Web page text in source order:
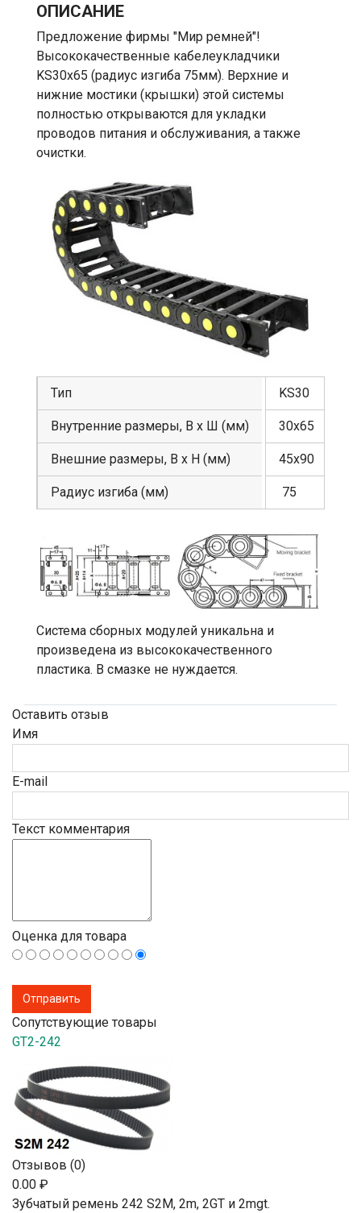
ОПИСАНИЕ
Предложение фирмы "Мир ремней"!
Высококачественные кабелеукладчики
KS30х65 (радиус изгиба 75мм). Верхние и
нижние мостики (крышки) этой системы
полностью открываются для укладки
проводов питания и обслуживания, а также
очистки.
Тип
Внутренние размеры, В х Ш (мм)
Внешние размеры, В х Н (мм)
Радиус изгиба (мм)
KS30
30х65
45х90
75
Система сборных модулей уникальна и
произведена из высококачественного
пластика. В смазке не нуждается.
Оставить отзыв
Имя
E-mail
Текст комментария
Оценка для товара
Сопутствующие товары
GT2-242
Отзывов (0)
0.00 ₽
Зубчатый ремень 242 S2М, 2m, 2GT и 2mgt.